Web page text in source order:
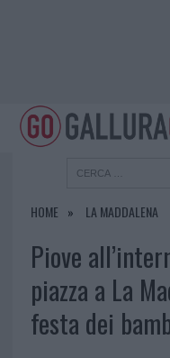
HOME LA MADDALENA
Piove
piazza a La
festa dei